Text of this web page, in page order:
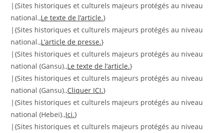
|{Sites historiques et culturels majeurs protégés au niveau
national.,Le texte de l’article.}
|{Sites historiques et culturels majeurs protégés au niveau
national.,L’article de presse.}
|{Sites historiques et culturels majeurs protégés au niveau
national (Gansu).,Le texte de l’article.}
|{Sites historiques et culturels majeurs protégés au niveau
national (Gansu).,Cliquer ICI.}
|{Sites historiques et culturels majeurs protégés au niveau
national (Hebei).,Ici.}
|{Sites historiques et culturels majeurs protégés au niveau